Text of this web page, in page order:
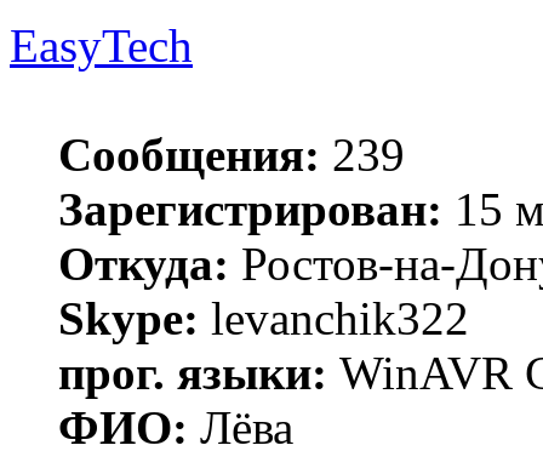
EasyTech
Сообщения: 239
Зарегистрирован: 15
Откуда: Ростов-на-
Skype: levanchik322
прог. языки: WinAVR
ФИО: Лёва